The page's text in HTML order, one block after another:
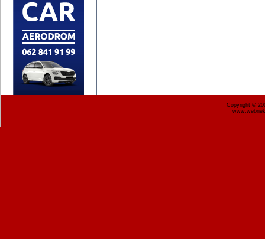
Copyright ©